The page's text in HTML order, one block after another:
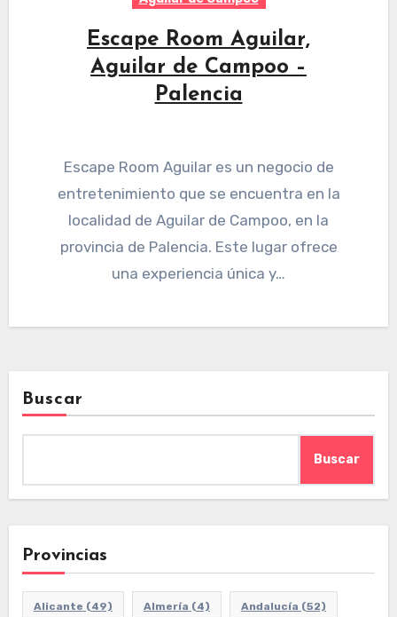
Escape Room Aguilar,
Aguilar de Campoo –
Palencia
Escape Room Aguilar es un negocio de
entretenimiento que se encuentra en la
localidad de Aguilar de Campoo, en la
provincia de Palencia. Este lugar ofrece
una experiencia única y…
Buscar
Buscar
Provincias
Alicante (49) Almería (4) Andalucía (52)